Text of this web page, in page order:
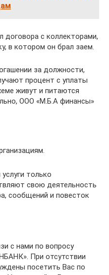
с коллекторами,
в котором он брал заем.
за должности,
процент с уплаты
живут и питаются
ООО «М.Б.А финансы»
только
свою деятельность
сообщений и повесток
с нами по вопросу
При отсутствии
посетить Вас по